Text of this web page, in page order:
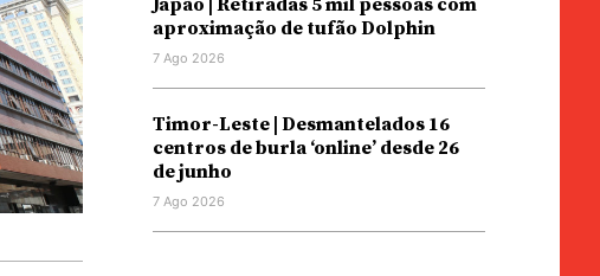
Japão | Retiradas 5 mil pessoas com
aproximação de tufão Dolphin
7 Ago 2026
Timor-Leste | Desmantelados 16
centros de burla ‘online’ desde 26
de junho
7 Ago 2026